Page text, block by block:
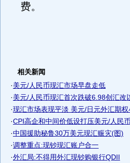
费。
相关新闻
·美元/人民币现汇市场早盘走低
·美元/人民币现汇首次跌破6.98创汇改
·现汇市场表现平淡 美元/日元外汇期
·CPI高企和中间价低设打压美元/人民
·中国援助秘鲁30万美元现汇赈灾(图)
·调整重点:现钞现汇账户合一
·外汇局:不得用外汇现钞购银行QDII